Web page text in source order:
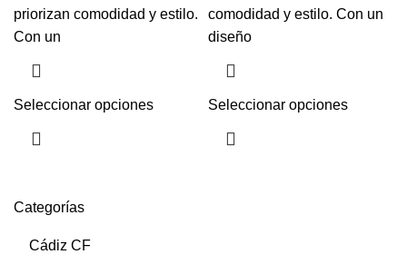
Categorías
Cádiz CF
priorizan comodidad y estilo.
Con un
Seleccionar opciones
comodidad y estilo. Con un
diseño
Seleccionar opciones